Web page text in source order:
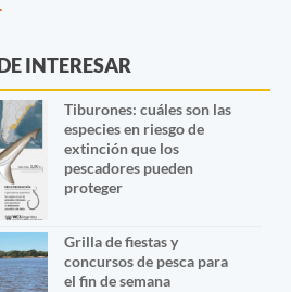
INTERESAR
Tiburones: cuáles son las
especies en riesgo de
extinción que los
pescadores pueden
proteger
Grilla de fiestas y
concursos de pesca para
el fin de semana